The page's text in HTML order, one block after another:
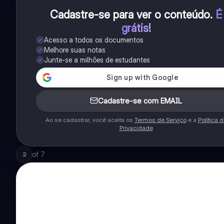
Cadastre-se para ver o conteúdo. É
grátis!
Acesso a todos os documentos
Melhore suas notas
Junte-se a milhões de estudantes
Cadastre-se com EMAIL
Ao se cadastrar, você aceita os Termos de Serviçoe a Política
Privacidade
2 of 7